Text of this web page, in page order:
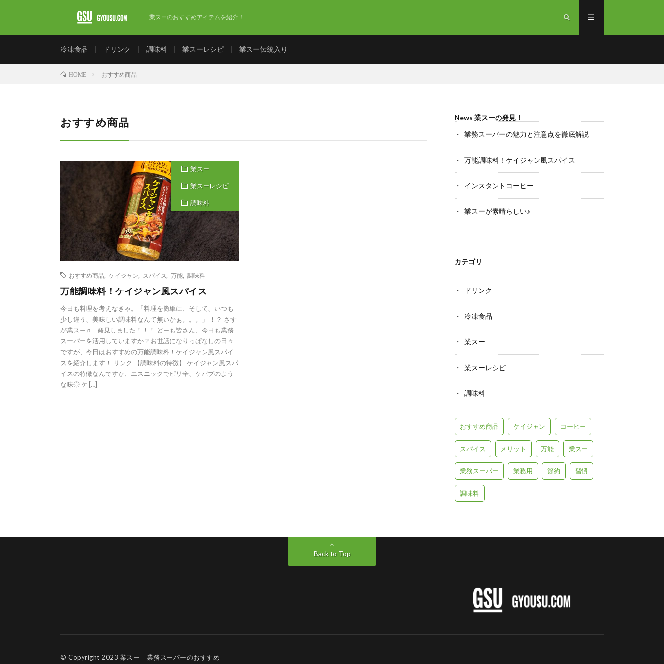
業スーのおすすめアイテムを紹介！
冷凍食品 ドリンク 調味料 業スーレシピ 業スー伝統入り
HOME おすすめ商品
おすすめ商品
業スー
業スーレシピ
調味料
おすすめ商品 ケイジャン スパイス 万能 調味料
万能調味料！ケイジャン風スパイス
今日も料理を考えなきゃ。「料理を簡単に、そして、いつも
少し違う、美味しい調味料なんて無いかぁ。。。」 ！？ さす
が業スー♫ 発見しました！！！ どーも皆さん、今日も業務
スーパーを活用していますか？お世話になりっぱなしの日々
ですが、今日はおすすめの万能調味料！ケイジャン風スパイ
スを紹介します！ リンク 【調味料の特徴】 ケイジャン風スパ
イスの特徴なんですが、エスニックでピリ辛、ケバブのよう
な味◎ ケ […]
News 業スーの発見！
業務スーパーの魅力と注意点を徹底解説
万能調味料！ケイジャン風スパイス
インスタントコーヒー
業スーが素晴らしい♪
カテゴリ
ドリンク
冷凍食品
業スー
業スーレシピ
調味料
おすすめ商品 ケイジャン コーヒー
スパイス メリット 万能 業スー
業務スーパー 業務用 節約 習慣
調味料
Back to Top
© Copyright 2023 業スー｜業務スーパーのおすすめ